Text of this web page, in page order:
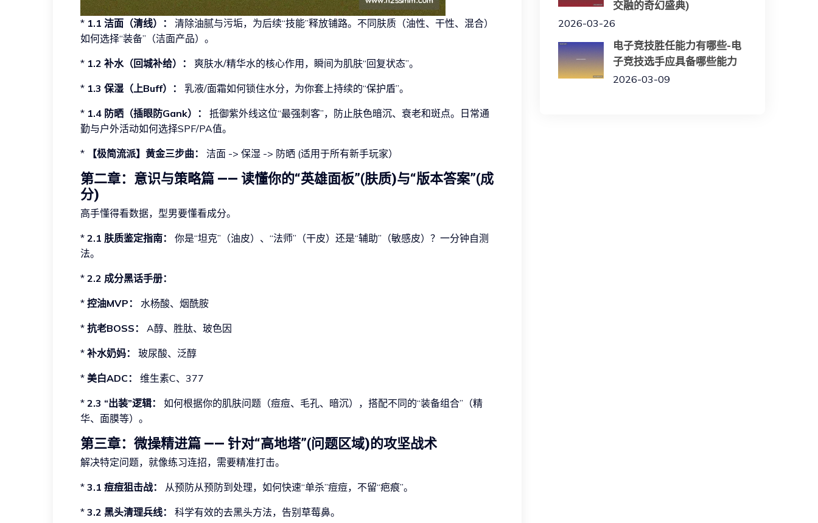
* 1.1 洁面（清线）：
清除油腻与污垢，为后续“技能”释放铺路。不同肤质（油性、干性、混合）
如何选择“装备”（洁面产品）。
* 1.2 补水（回城补给）： 爽肤水/精华水的核心作用，瞬间为肌肤“回复状态”。
* 1.3 保湿（上Buff）： 乳液/面霜如何锁住水分，为你套上持续的“保护盾”。
* 1.4 防晒（插眼防Gank）：
抵御紫外线这位“最强刺客”，防止肤色暗沉、衰老和斑点。日常通
勤与户外活动如何选择SPF/PA值。
* 【极简流派】黄金三步曲： 洁面 -> 保湿 -> 防晒 (适用于所有新手玩家）
第二章：意识与策略篇 —— 读懂你的“英雄面板”(肤质)与“版本答案”(成
分)
高手懂得看数据，型男要懂看成分。
* 2.1 肤质鉴定指南：
你是“坦克”（油皮）、“法师”（干皮）还是“辅助”（敏感皮）？一分钟自测
法。
* 2.2 成分黑话手册：
* 控油MVP： 水杨酸、烟酰胺
* 抗老BOSS： A醇、胜肽、玻色因
* 补水奶妈： 玻尿酸、泛醇
* 美白ADC： 维生素C、377
* 2.3 “出装”逻辑：
如何根据你的肌肤问题（痘痘、毛孔、暗沉），搭配不同的“装备组合”（精
华、面膜等）。
第三章：微操精进篇 —— 针对“高地塔”(问题区域)的攻坚战术
解决特定问题，就像练习连招，需要精准打击。
* 3.1 痘痘狙击战： 从预防从预防到处理，如何快速“单杀”痘痘，不留“疤痕”。
* 3.2 黑头清理兵线： 科学有效的去黑头方法，告别草莓鼻。
交融的奇幻盛典)
2026-03-26
电子竞技胜任能力有哪些-电
子竞技选手应具备哪些能力
2026-03-09